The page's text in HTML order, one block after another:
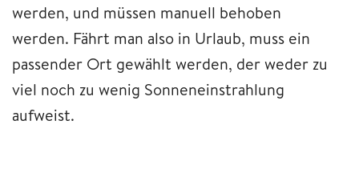
werden, und müssen manuell behoben
werden. Fährt man also in Urlaub, muss ein
passender Ort gewählt werden, der weder zu
viel noch zu wenig Sonneneinstrahlung
aufweist.